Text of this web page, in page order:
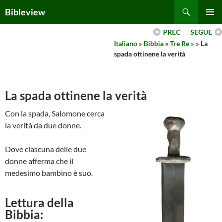
toBibleview
MENU
SEGUE
PREC
Italiano » Bibbia » Tre Re » » La
spada ottinene la verità
La spada ottinene la verità
Con la spada, Salomone cerca
la verità da due donne.
Dove ciascuna delle due
donne afferma che il
medesimo bambino è suo.
Lettura della
Bibbia: